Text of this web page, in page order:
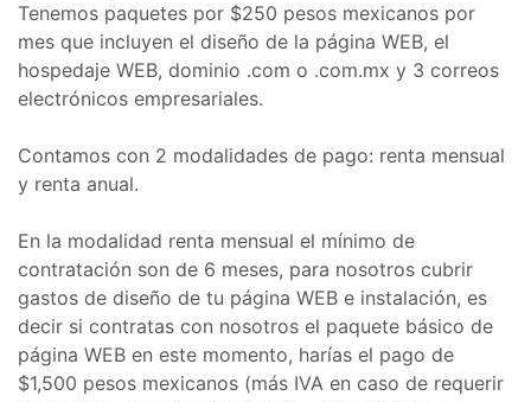
Tenemos paquetes por $250 pesos mexicanos por
mes que incluyen el diseño de la página WEB, el
hospedaje WEB, dominio .com o .com.mx y 3 correos
electrónicos empresariales.
Contamos con 2 modalidades de pago: renta mensual
y renta anual.
En la modalidad renta mensual el mínimo de
contratación son de 6 meses, para nosotros cubrir
gastos de diseño de tu página WEB e instalación, es
decir si contratas con nosotros el paquete básico de
página WEB en este momento, harías el pago de
$1,500 pesos mexicanos (más IVA en caso de requerir